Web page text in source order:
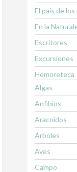
El país de
En la
Escritores
Excursiones
Hemoreteca
Algas
Anfibios
Aracnidos
Árboles
Aves
Campo